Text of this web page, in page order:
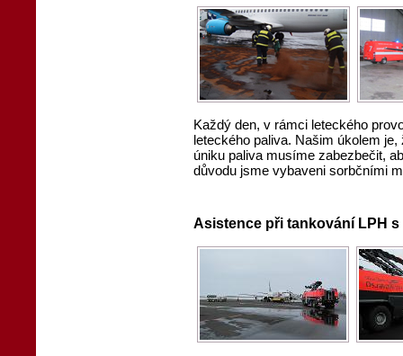
Každý den, v rámci leteckého
leteckého paliva. Našim úkolem
úniku paliva musíme zabezbečit,
důvodu jsme vybaveni sorbčními
Asistence při tankování LPH